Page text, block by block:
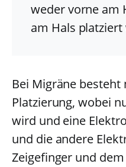
weder vorne am
am Hals
Bei Migräne
Platzierung, wobei
wird und eine
und die andere
Zeigefinger und